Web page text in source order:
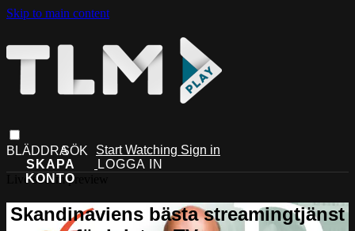
Skip to main content
Start Watching Sign in
Live stream preview